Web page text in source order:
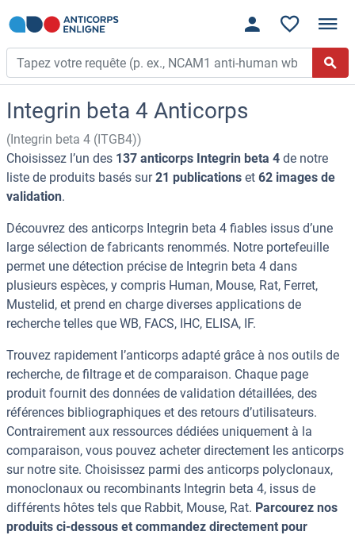
Integrin beta 4 Anticorps
(Integrin beta 4 (ITGB4))
Choisissez l’un des 137 anticorps Integrin beta 4 de notre
liste de produits basés sur21 publications et 62 images de
validation.
Découvrez des anticorps Integrin beta 4 fiables issus d’une
large sélection de fabricants renommés. Notre portefeuille
permet une détection précise de Integrin beta 4 dans
plusieurs espèces, y compris Human, Mouse, Rat, Ferret,
Mustelid, et prend en charge diverses applications de
recherche telles que WB, FACS, IHC, ELISA, IF.
Trouvez rapidement l’anticorps adapté grâce à nos outils de
recherche, de filtrage et de comparaison. Chaque page
produit fournit des données de validation détaillées, des
références bibliographiques et des retours d’utilisateurs.
Contrairement aux ressources dédiées uniquement à la
comparaison, vous pouvez acheter directement les anticorps
sur notre site. Choisissez parmi des anticorps polyclonaux,
monoclonaux ou recombinants Integrin beta 4, issus de
différents hôtes tels que Rabbit, Mouse, Rat. Parcourez nos
produits ci-dessous et commandez directement pour